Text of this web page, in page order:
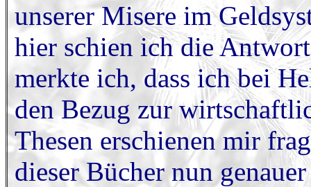
unserer Misere im
hier schien ich die
merkte ich, dass ich bei
den Bezug zur
Thesen erschienen mir
dieser Bücher nun